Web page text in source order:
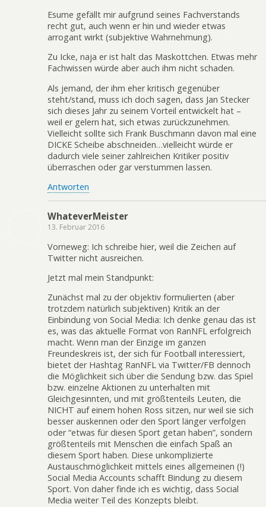
Esume gefällt mir aufgrund seines Fachverstands
recht gut, auch wenn er hin und wieder etwas
arrogant wirkt (subjektive Wahrnehmung).
Zu Icke, naja er ist halt das Maskottchen. Etwas mehr
Fachwissen würde aber auch ihm nicht schaden.
Als jemand, der ihm eher kritisch gegenüber
steht/stand, muss ich doch sagen, dass Jan Stecker
sich dieses Jahr zu seinem Vorteil entwickelt hat –
weil er gelern hat, sich etwas zurückzunehmen.
Vielleicht sollte sich Frank Buschmann davon mal eine
DICKE Scheibe abschneiden…vielleicht würde er
dadurch viele seiner zahlreichen Kritiker positiv
überraschen oder gar verstummen lassen.
Antworten
WhateverMeister
13. Februar 2016
Vorneweg: Ich schreibe hier, weil die Zeichen auf
Twitter nicht ausreichen.
Jetzt mal mein Standpunkt:
Zunächst mal zu der objektiv formulierten (aber
trotzdem natürlich subjektiven) Kritik an der
Einbindung von Social Media: Ich denke genau das ist
es, was das aktuelle Format von RanNFL erfolgreich
macht. Wenn man der Einzige im ganzen
Freundeskreis ist, der sich für Football interessiert,
bietet der Hashtag RanNFL via Twitter/FB dennoch
die Möglichkeit sich über die Sendung bzw. das Spiel
bzw. einzelne Aktionen zu unterhalten mit
Gleichgesinnten, und mit größtenteils Leuten, die
NICHT auf einem hohen Ross sitzen, nur weil sie sich
besser auskennen oder den Sport länger verfolgen
oder “etwas für diesen Sport getan haben”, sondern
größtenteils mit Menschen die einfach Spaß an
diesem Sport haben. Diese unkomplizierte
Austauschmöglichkeit mittels eines allgemeinen (!)
Social Media Accounts schafft Bindung zu diesem
Sport. Von daher finde ich es wichtig, dass Social
Media weiter Teil des Konzepts bleibt.